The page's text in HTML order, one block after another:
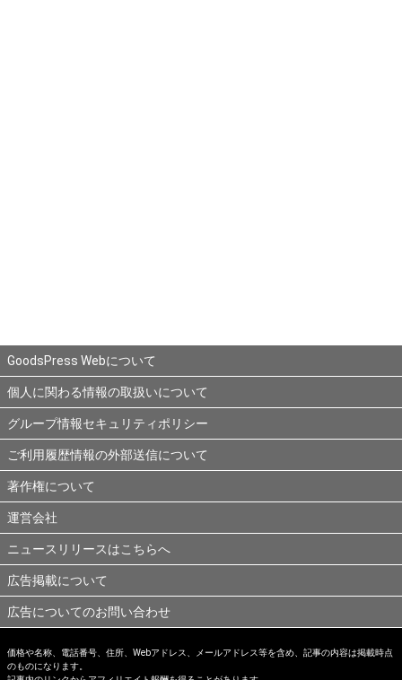
GoodsPress Webについて
個人に関わる情報の取扱いについて
グループ情報セキュリティポリシー
ご利用履歴情報の外部送信について
著作権について
運営会社
ニュースリリースはこちらへ
広告掲載について
広告についてのお問い合わせ
価格や名称、電話番号、住所、Webアドレス、メールアドレス等を含め、記事の内容は掲載時点
のものになります。